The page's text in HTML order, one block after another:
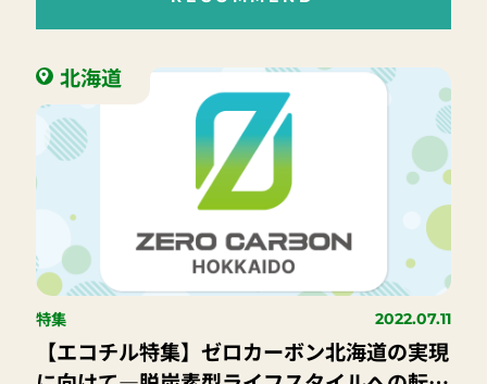
北海道
特集 2022.07.11
【エコチル特集】ゼロカーボン北海道の実現